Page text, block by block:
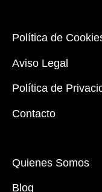
Política de
Aviso Legal
Política de
Contacto
Quienes Somos
Blog